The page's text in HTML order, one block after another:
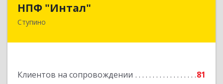
НПФ "Интал"
Ступино
Клиентов на сопровождении
81
142800, Московская обл, Ступинский р-н,